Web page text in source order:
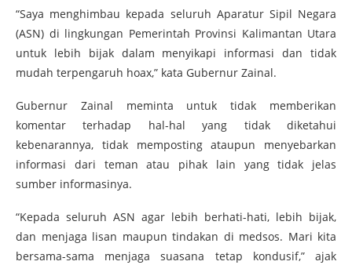
“Saya menghimbau kepada seluruh Aparatur Sipil Negara
(ASN) di lingkungan Pemerintah Provinsi Kalimantan Utara
untuk lebih bijak dalam menyikapi informasi dan tidak
mudah terpengaruh hoax,” kata Gubernur Zainal.
Gubernur Zainal meminta untuk tidak memberikan
komentar terhadap hal-hal yang tidak diketahui
kebenarannya, tidak memposting ataupun menyebarkan
informasi dari teman atau pihak lain yang tidak jelas
sumber informasinya.
“Kepada seluruh ASN agar lebih berhati-hati, lebih bijak,
dan menjaga lisan maupun tindakan di medsos. Mari kita
bersama-sama menjaga suasana tetap kondusif,” ajak